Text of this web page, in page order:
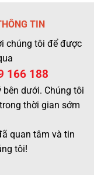
TIN
chúng tôi để được
166 188
bên dưới. Chúng tôi
thời gian sớm
quan tâm và tin
tôi!